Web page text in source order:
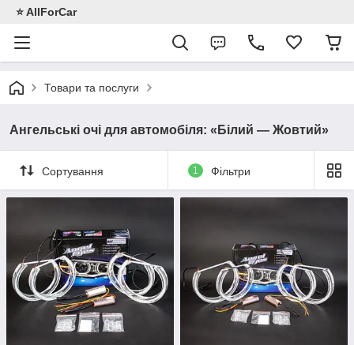
⭐️ AllForCar
Товари та послуги
Ангельські очі для автомобіля: «Білий — Жовтий»
Сортування 1 Фільтри